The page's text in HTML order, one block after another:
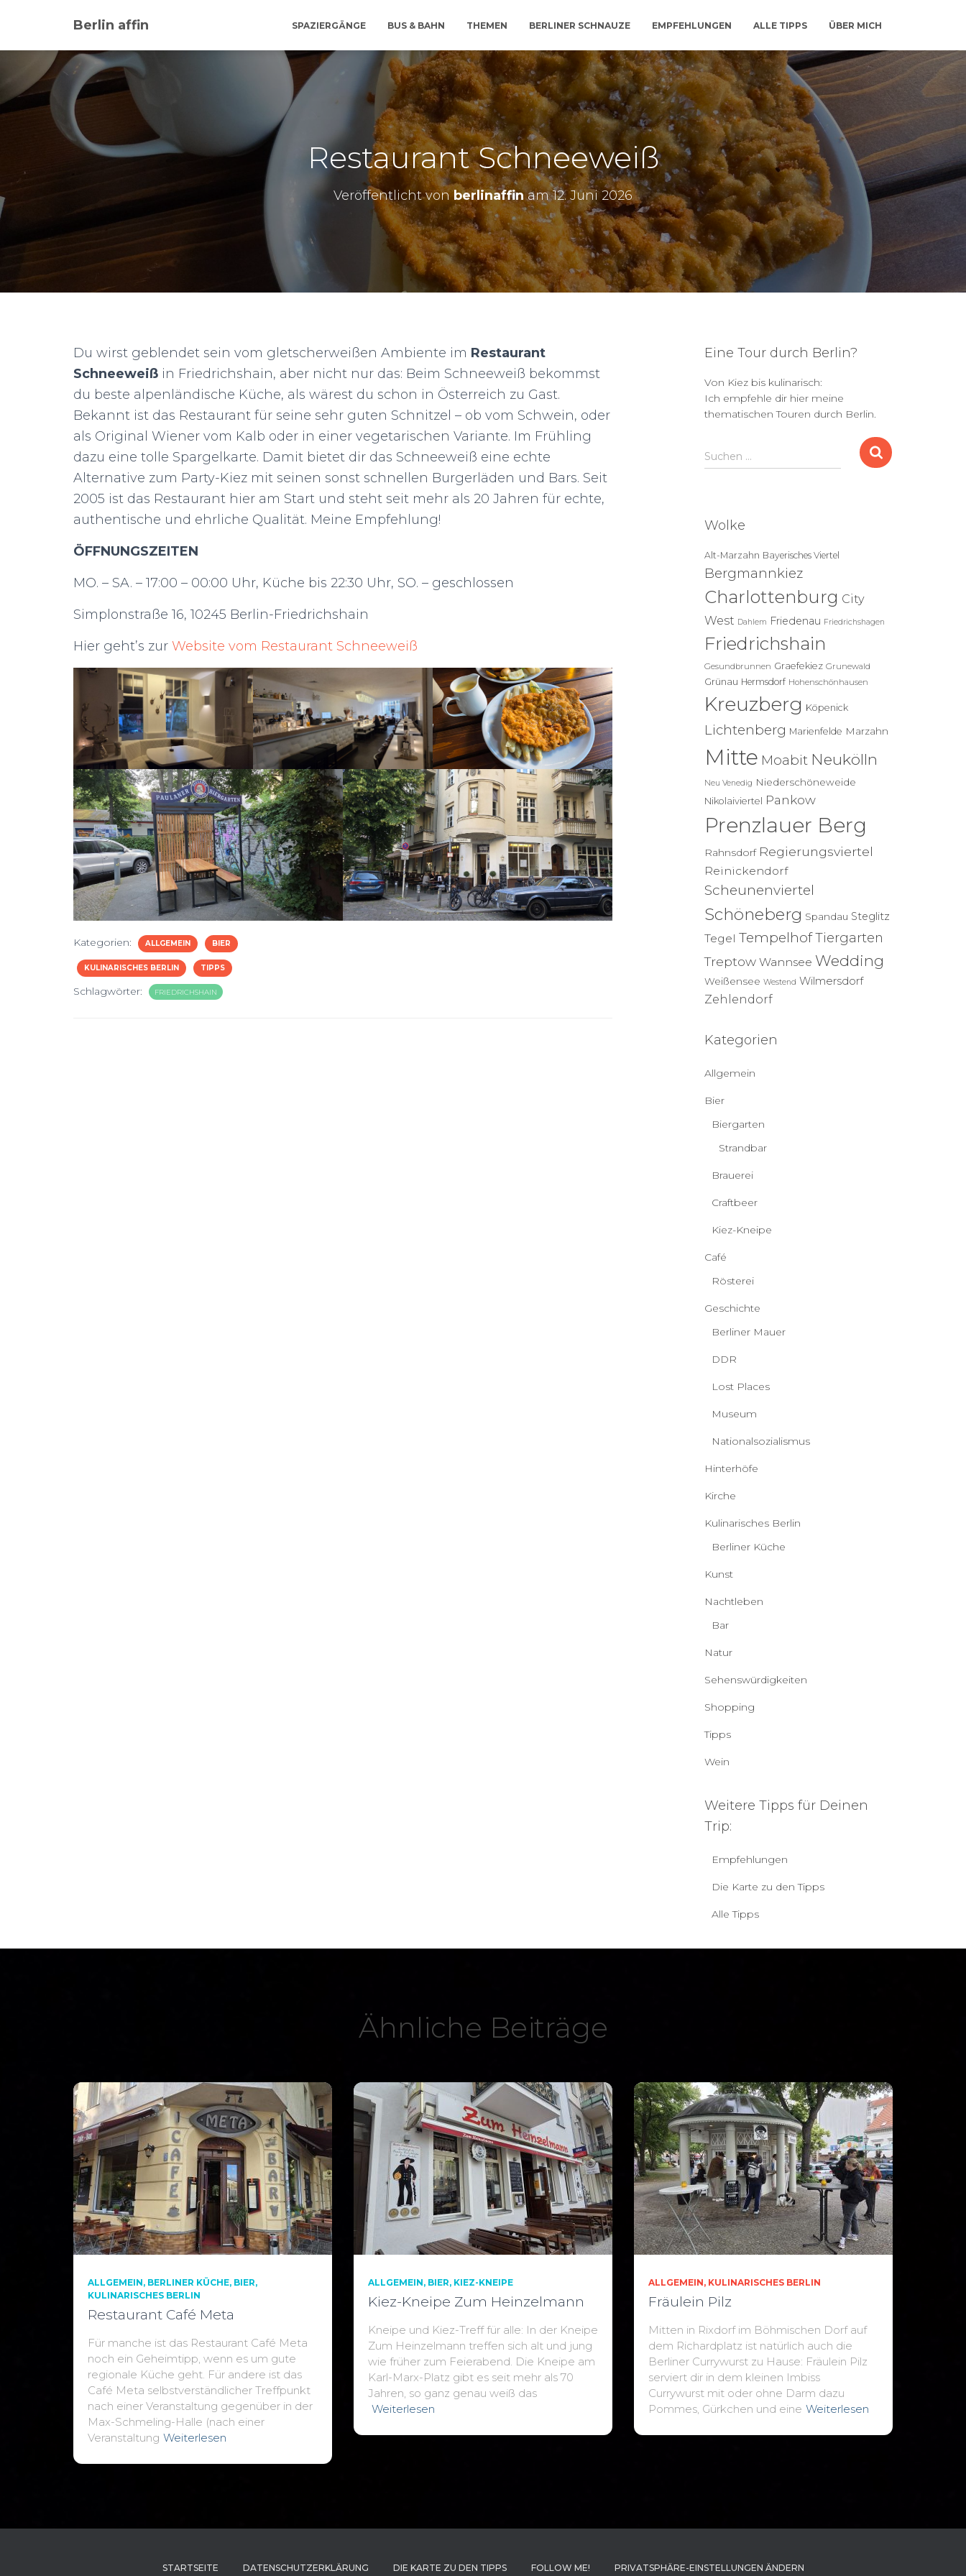
Berlin affin SPAZIERGÄNGE BUS & BAHN THEMEN BERLINER SCHNAUZE EMPFEHLUNGEN ALLE TIPPS ÜBER MICH
Restaurant Schneeweiß
Veröffentlicht vonberlinaffinam12. Juni 2026
Du wirst geblendet sein vom gletscherweißen Ambiente im Restaurant
Schneeweiß in Friedrichshain, aber nicht nur das: Beim Schneeweiß bekommst
du beste alpenländische Küche, als wärest du schon in Österreich zu Gast.
Bekannt ist das Restaurant für seine sehr guten Schnitzel – ob vom Schwein, oder
als Original Wiener vom Kalb oder in einer vegetarischen Variante. Im Frühling
dazu eine tolle Spargelkarte. Damit bietet dir das Schneeweiß eine echte
Alternative zum Party-Kiez mit seinen sonst schnellen Burgerläden und Bars. Seit
2005 ist das Restaurant hier am Start und steht seit mehr als 20 Jahren für echte,
authentische und ehrliche Qualität. Meine Empfehlung!
ÖFFNUNGSZEITEN
MO. – SA. – 17:00 – 00:00 Uhr, Küche bis 22:30 Uhr, SO. – geschlossen
Simplonstraße 16, 10245 Berlin-Friedrichshain
Hier geht’s zur Website vom Restaurant Schneeweiß
Kategorien: ALLGEMEIN BIER
KULINARISCHES BERLIN TIPPS
Schlagwörter: FRIEDRICHSHAIN
Eine Tour durch Berlin?
Von Kiez bis kulinarisch:
Ich empfehle dir hier meine
thematischen Touren durch Berlin.
S
u
n
a
c
h
Suchen …
Wolke
Alt-Marzahn Bayerisches Viertel
Bergmannkiez
Charlottenburg City
West Dahlem Friedenau Friedrichshagen
Friedrichshain
Gesundbrunnen Graefekiez Grunewald
Grünau Hermsdorf Hohenschönhausen
Kreuzberg Köpenick
Lichtenberg Marienfelde Marzahn
Mitte Moabit Neukölln
Neu Venedig Niederschöneweide
Nikolaiviertel Pankow
Prenzlauer Berg
Rahnsdorf Regierungsviertel
Reinickendorf
Scheunenviertel
Schöneberg Spandau Steglitz
Tegel Tempelhof Tiergarten
Treptow Wannsee Wedding
Weißensee Westend Wilmersdorf
Zehlendorf
Kategorien
Allgemein
Bier
Biergarten
Strandbar
Brauerei
Craftbeer
Kiez-Kneipe
Café
Rösterei
Geschichte
Berliner Mauer
DDR
Lost Places
Museum
Nationalsozialismus
Hinterhöfe
Kirche
Kulinarisches Berlin
Berliner Küche
Kunst
Nachtleben
Bar
Natur
Sehenswürdigkeiten
Shopping
Tipps
Wein
Weitere Tipps für Deinen
Trip:
Empfehlungen
Die Karte zu den Tipps
Alle Tipps
Ähnliche Beiträge
ALLGEMEIN BERLINER KÜCHE BIER
KULINARISCHES BERLIN
Restaurant Café Meta
Für manche ist das Restaurant Café Meta
noch ein Geheimtipp, wenn es um gute
regionale Küche geht. Für andere ist das
Café Meta selbstverständlicher Treffpunkt
nach einer Veranstaltung gegenüber in der
Max-Schmeling-Halle (nach einer
Veranstaltung Weiterlesen
ALLGEMEIN BIER KIEZ-KNEIPE
Kiez-Kneipe Zum Heinzelmann
Kneipe und Kiez-Treff für alle: In der Kneipe
Zum Heinzelmann treffen sich alt und jung
wie früher zum Feierabend. Die Kneipe am
Karl-Marx-Platz gibt es seit mehr als 70
Jahren, so ganz genau weiß das
Weiterlesen
ALLGEMEIN KULINARISCHES BERLIN
Fräulein Pilz
Mitten in Rixdorf im Böhmischen Dorf auf
dem Richardplatz ist natürlich auch die
Berliner Currywurst zu Hause: Fräulein Pilz
serviert dir in dem kleinen Imbiss
Currywurst mit oder ohne Darm dazu
Pommes, Gürkchen und eine Weiterlesen
STARTSEITE DATENSCHUTZERKLÄRUNG DIE KARTE ZU DEN TIPPS FOLLOW ME! PRIVATSPHÄRE-EINSTELLUNGEN ÄNDERN